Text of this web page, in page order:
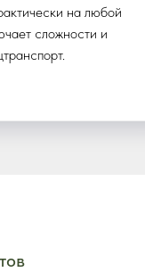
на любой
сложности и